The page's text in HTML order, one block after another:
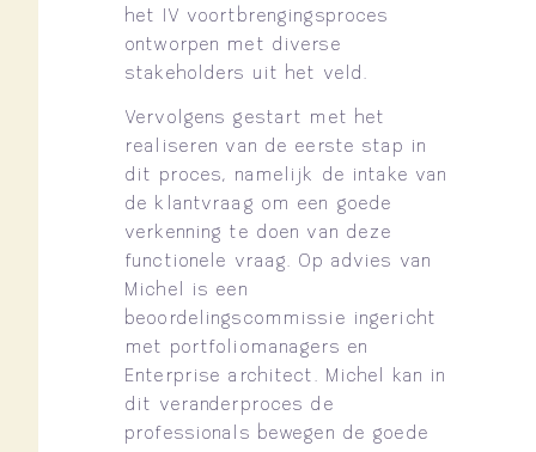
het IV voortbrengingsproces
ontworpen met diverse
stakeholders uit het veld.
Vervolgens gestart met het
realiseren van de eerste stap in
dit proces, namelijk de intake van
de klantvraag om een goede
verkenning te doen van deze
functionele vraag. Op advies van
Michel is een
beoordelingscommissie ingericht
met portfoliomanagers en
Enterprise architect. Michel kan in
dit veranderproces de
professionals bewegen de goede